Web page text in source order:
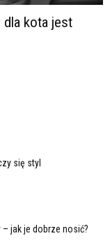
dla kota jest
się styl
jak je dobrze nosić?